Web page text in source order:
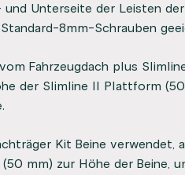
Unterseite der Leisten
8mm-Schrauben
Fahrzeugdach plus
der Slimline II Plattform
Kit Beine verwendet,
mm) zur Höhe der Beine,